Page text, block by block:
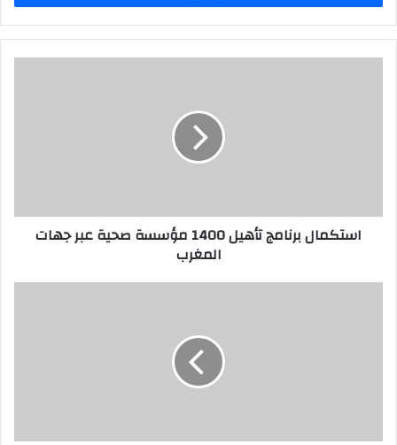
ب
ر
استكمال برنامج تأهيل 1400 مؤسسة صحية عبر جهات
المغرب